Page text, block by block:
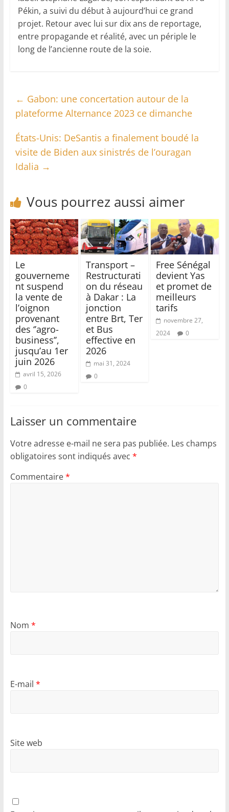
Pékin, a suivi du début à aujourd’hui ce grand
projet. Retour avec lui sur dix ans de reportage,
entre propagande et réalité, avec un périple le
long de l’ancienne route de la soie.
← Gabon: une concertation autour de la
plateforme Alternance 2023 ce dimanche
États-Unis: DeSantis a finalement boudé la
visite de Biden aux sinistrés de l’ouragan
Idalia →
Vous pourrez aussi aimer
Le
gouverneme
nt suspend
la vente de
l’oignon
provenant
des ‘’agro-
business’’,
jusqu’au 1er
juin 2026
avril 15, 2026
0
Transport –
Restructurati
on du réseau
à Dakar : La
jonction
entre Brt, Ter
et Bus
effective en
2026
mai 31, 2024
0
Free Sénégal
devient Yas
et promet de
meilleurs
tarifs
novembre 27,
2024
0
Laisser un commentaire
Votre adresse e-mail ne sera pas publiée. Les champs
obligatoires sont indiqués avec *
Commentaire*
Nom *
E-mail *
Site web